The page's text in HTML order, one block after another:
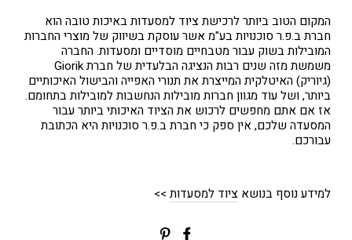
המקום הטוב ביותר לרכישת ציוד למסעדות באיכות טובה הוא
חברת ב.פ.ר סוכנויות בע"מ אשר עוסקת בשיווק של מוצרי החברות
המובילות בשוק עבור מטבחיים מוסדיים ומסעדות. החברה
משמשת מזה שנים רבות הנציגה הבלעדית של חברת Giorik
(גיוריק) האיטלקית המייצרת את תנורי האפייה והבישול האיכותיים
ביותר, ושל עוד מגוון חברות מובילות הנחשבות למובילות בתחומם.
אז אם אתם מחפשים לרכוש את הציוד האיכותי ביותר עבור
המסעדה שלכם, אין ספק כי חברת ב.פ.ר סוכנויות היא הכתובת
עבורכם.
למידע נוסף בנושא ציוד למסעדות >>
שתפי